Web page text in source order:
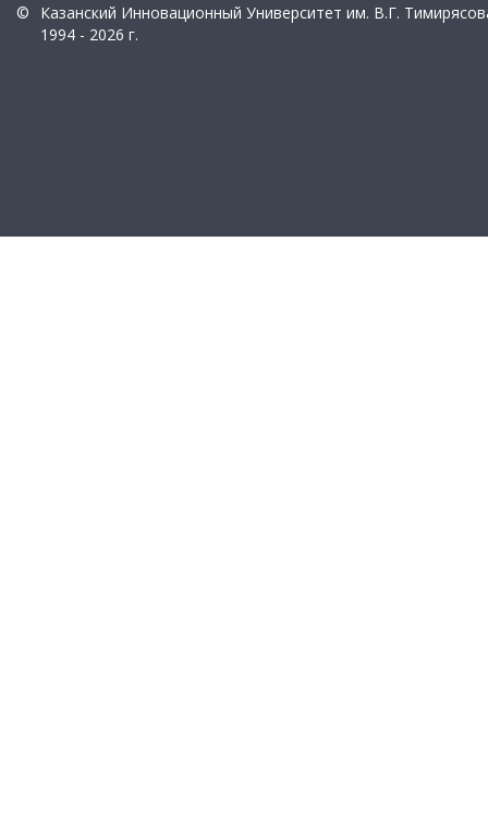
©
Казанский Инновационный Университет им. В.Г.
1994 - 2026 г.